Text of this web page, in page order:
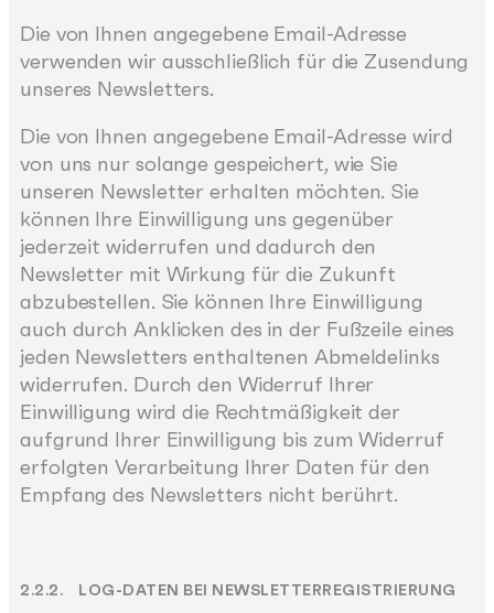
Die von Ihnen angegebene Email-Adresse
verwenden wir ausschließlich für die Zusendung
unseres Newsletters.
Die von Ihnen angegebene Email-Adresse wird
von uns nur solange gespeichert, wie Sie
unseren Newsletter erhalten möchten. Sie
können Ihre Einwilligung uns gegenüber
jederzeit widerrufen und dadurch den
Newsletter mit Wirkung für die Zukunft
abzubestellen. Sie können Ihre Einwilligung
auch durch Anklicken des in der Fußzeile eines
jeden Newsletters enthaltenen Abmeldelinks
widerrufen. Durch den Widerruf Ihrer
Einwilligung wird die Rechtmäßigkeit der
aufgrund Ihrer Einwilligung bis zum Widerruf
erfolgten Verarbeitung Ihrer Daten für den
Empfang des Newsletters nicht berührt.
2.2.2. LOG-DATEN BEI NEWSLETTERREGISTRIERUNG